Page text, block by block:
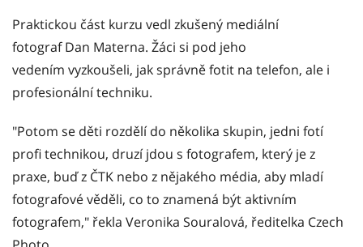
Praktickou část kurzu vedl zkušený mediální
fotograf Dan Materna. Žáci si pod jeho
vedením vyzkoušeli, jak správně fotit na telefon, ale i
profesionální techniku.
"Potom se děti rozdělí do několika skupin, jedni fotí
profi technikou, druzí jdou s fotografem, který je z
praxe, buď z ČTK nebo z nějakého média, aby mladí
fotografové věděli, co to znamená být aktivním
fotografem," řekla Veronika Souralová, ředitelka Czech